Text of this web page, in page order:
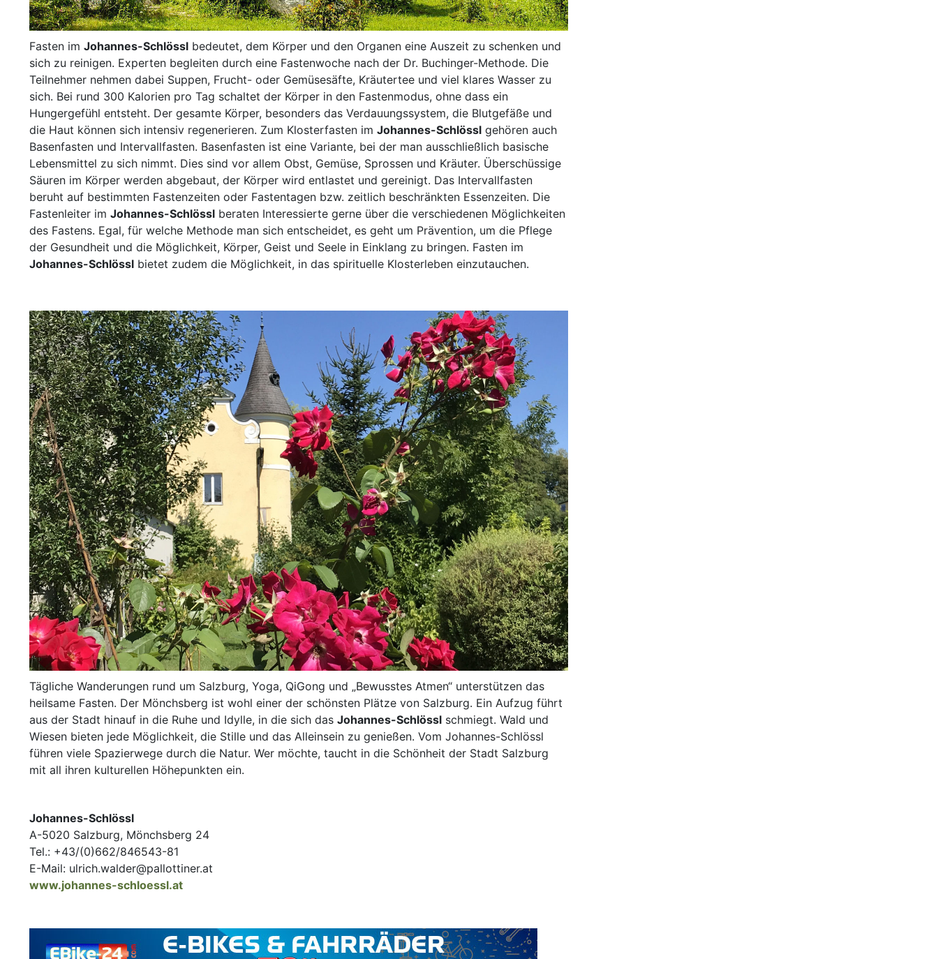
Fasten im Johannes-Schlössl bedeutet, dem Körper und den Organen eine Auszeit zu schenken und
sich zu reinigen. Experten begleiten durch eine Fastenwoche nach der Dr. Buchinger-Methode. Die
Teilnehmer nehmen dabei Suppen, Frucht- oder Gemüsesäfte, Kräutertee und viel klares Wasser zu
sich. Bei rund 300 Kalorien pro Tag schaltet der Körper in den Fastenmodus, ohne dass ein
Hungergefühl entsteht. Der gesamte Körper, besonders das Verdauungssystem, die Blutgefäße und
die Haut können sich intensiv regenerieren. Zum Klosterfasten im Johannes-Schlössl gehören auch
Basenfasten und Intervallfasten. Basenfasten ist eine Variante, bei der man ausschließlich basische
Lebensmittel zu sich nimmt. Dies sind vor allem Obst, Gemüse, Sprossen und Kräuter. Überschüssige
Säuren im Körper werden abgebaut, der Körper wird entlastet und gereinigt. Das Intervallfasten
beruht auf bestimmten Fastenzeiten oder Fastentagen bzw. zeitlich beschränkten Essenzeiten. Die
Fastenleiter im Johannes-Schlössl beraten Interessierte gerne über die verschiedenen Möglichkeiten
des Fastens. Egal, für welche Methode man sich entscheidet, es geht um Prävention, um die Pflege
der Gesundheit und die Möglichkeit, Körper, Geist und Seele in Einklang zu bringen. Fasten im
Johannes-Schlössl bietet zudem die Möglichkeit, in das spirituelle Klosterleben einzutauchen.
Tägliche Wanderungen rund um Salzburg, Yoga, QiGong und „Bewusstes Atmen“ unterstützen das
heilsame Fasten. Der Mönchsberg ist wohl einer der schönsten Plätze von Salzburg. Ein Aufzug führt
aus der Stadt hinauf in die Ruhe und Idylle, in die sich das Johannes-Schlössl schmiegt. Wald und
Wiesen bieten jede Möglichkeit, die Stille und das Alleinsein zu genießen. Vom Johannes-Schlössl
führen viele Spazierwege durch die Natur. Wer möchte, taucht in die Schönheit der Stadt Salzburg
mit all ihren kulturellen Höhepunkten ein.
Johannes-Schlössl
A-5020 Salzburg, Mönchsberg 24
Tel.: +43/(0)662/846543-81
E-Mail: ulrich.walder@pallottiner.at
www.johannes-schloessl.at